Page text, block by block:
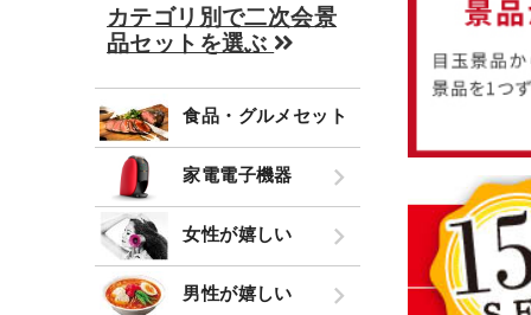
カテゴリ別で二次会景
品セットを選ぶ
食品・グルメセット
家電電子機器
女性が嬉しい
男性が嬉しい